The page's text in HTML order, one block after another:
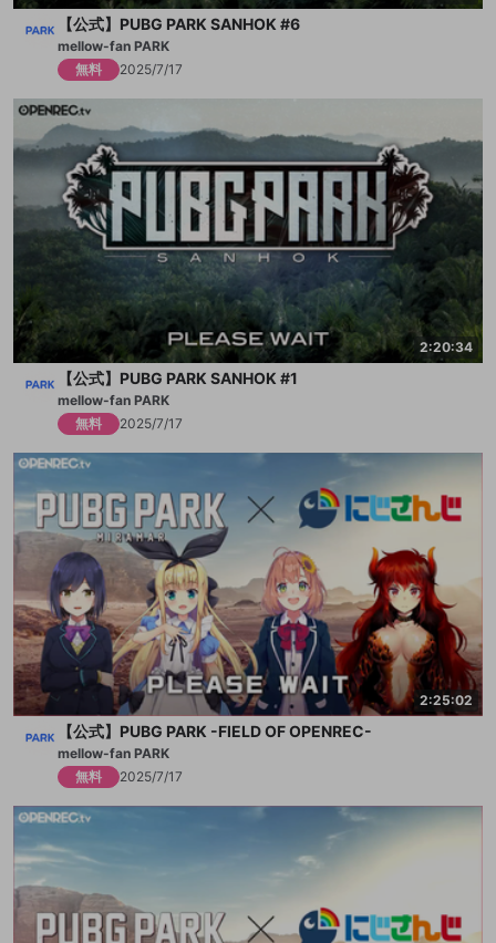
【公式】PUBG PARK SANHOK #6
mellow-fan PARK
無料
2025/7/17
2:20:34
【公式】PUBG PARK SANHOK #1
mellow-fan PARK
無料
2025/7/17
2:25:02
【公式】PUBG PARK -FIELD OF OPENREC-
mellow-fan PARK
無料
2025/7/17